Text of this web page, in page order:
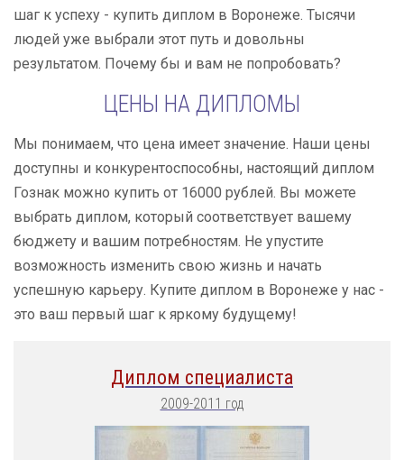
шаг к успеху - купить диплом в Воронеже. Тысячи
людей уже выбрали этот путь и довольны
результатом. Почему бы и вам не попробовать?
ЦЕНЫ НА ДИПЛОМЫ
Мы понимаем, что цена имеет значение. Наши цены
доступны и конкурентоспособны, настоящий диплом
Гознак можно купить от 16000 рублей. Вы можете
выбрать диплом, который соответствует вашему
бюджету и вашим потребностям. Не упустите
возможность изменить свою жизнь и начать
успешную карьеру. Купите диплом в Воронеже у нас -
это ваш первый шаг к яркому будущему!
Диплом специалиста
2009-2011 год